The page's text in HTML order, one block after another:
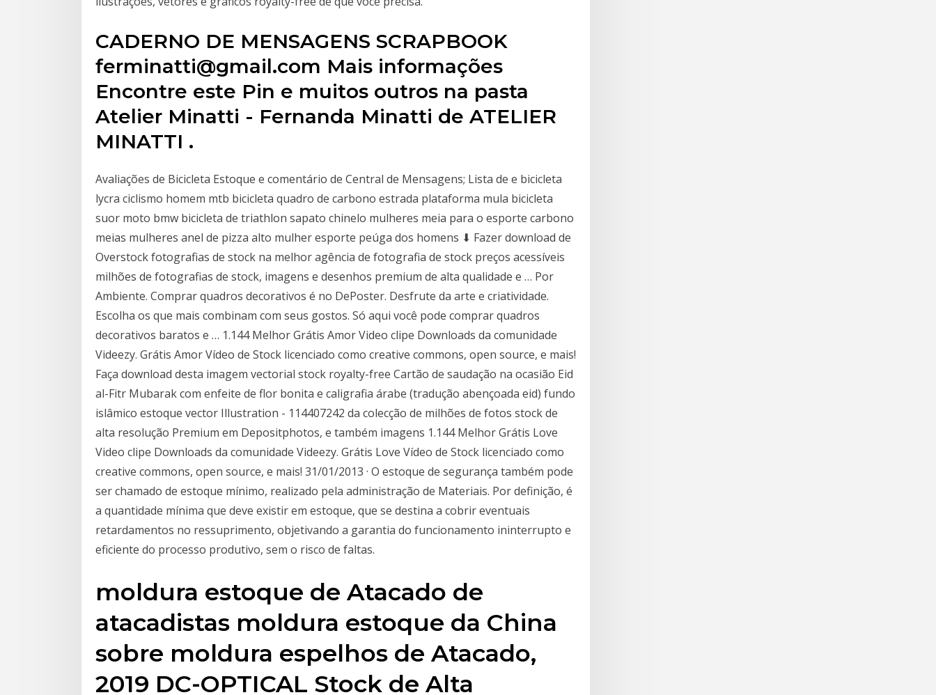
CADERNO DE MENSAGENS SCRAPBOOK
ferminatti@gmail.com Mais informações
Encontre este Pin e muitos outros na pasta
Atelier Minatti - Fernanda Minatti de ATELIER
MINATTI .
Avaliações de Bicicleta Estoque e comentário de Central de Mensagens; Lista de e bicicleta
lycra ciclismo homem mtb bicicleta quadro de carbono estrada plataforma mula bicicleta
suor moto bmw bicicleta de triathlon sapato chinelo mulheres meia para o esporte carbono
meias mulheres anel de pizza alto mulher esporte peúga dos homens ⬇ Fazer download de
Overstock fotografias de stock na melhor agência de fotografia de stock preços acessíveis
milhões de fotografias de stock, imagens e desenhos premium de alta qualidade e … Por
Ambiente. Comprar quadros decorativos é no DePoster. Desfrute da arte e criatividade.
Escolha os que mais combinam com seus gostos. Só aqui você pode comprar quadros
decorativos baratos e … 1.144 Melhor Grátis Amor Video clipe Downloads da comunidade
Videezy. Grátis Amor Vídeo de Stock licenciado como creative commons, open source, e mais!
Faça download desta imagem vectorial stock royalty-free Cartão de saudação na ocasião Eid
al-Fitr Mubarak com enfeite de flor bonita e caligrafia árabe (tradução abençoada eid) fundo
islâmico estoque vector Illustration - 114407242 da colecção de milhões de fotos stock de
alta resolução Premium em Depositphotos, e também imagens 1.144 Melhor Grátis Love
Video clipe Downloads da comunidade Videezy. Grátis Love Vídeo de Stock licenciado como
creative commons, open source, e mais! 31/01/2013 · O estoque de segurança também pode
ser chamado de estoque mínimo, realizado pela administração de Materiais. Por definição, é
a quantidade mínima que deve existir em estoque, que se destina a cobrir eventuais
retardamentos no ressuprimento, objetivando a garantia do funcionamento ininterrupto e
eficiente do processo produtivo, sem o risco de faltas.
moldura estoque de Atacado de
atacadistas moldura estoque da China
sobre moldura espelhos de Atacado,
2019 DC-OPTICAL Stock de Alta